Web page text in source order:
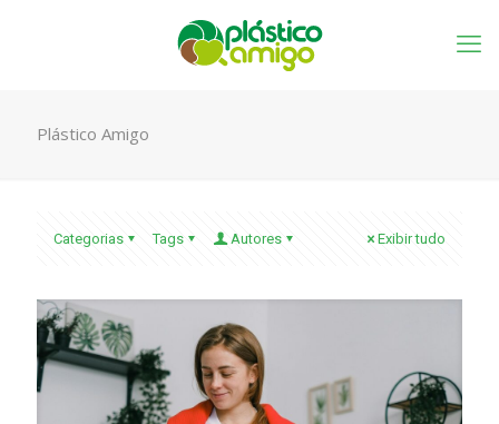
Plástico Amigo
Categorias Tags Autores Exibir tudo